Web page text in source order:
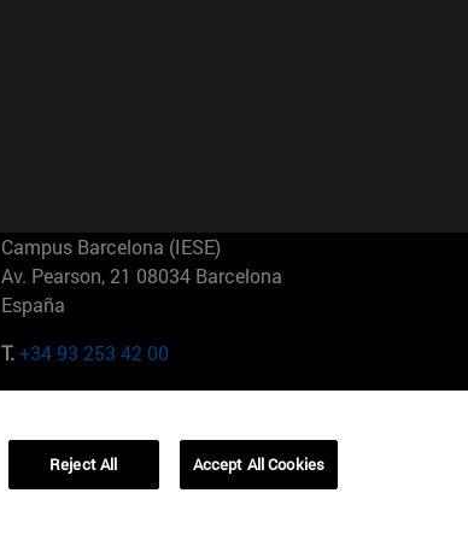
Campus Barcelona (IESE)
Av. Pearson, 21 08034 Barcelona
España
T.+34 93 253 42 00
01321001 Bela Vista Brasil
Reject All Accept All Cookies